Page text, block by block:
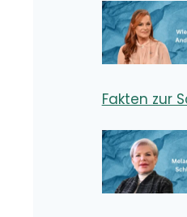
Fakten zur